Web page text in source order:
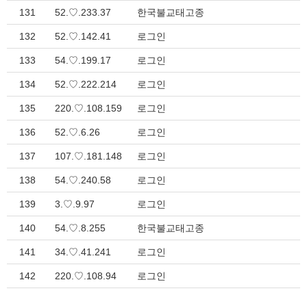
131 52.♡.233.37 한국불교태고종
132 52.♡.142.41 로그인
133 54.♡.199.17 로그인
134 52.♡.222.214 로그인
135 220.♡.108.159 로그인
136 52.♡.6.26 로그인
137 107.♡.181.148 로그인
138 54.♡.240.58 로그인
139 3.♡.9.97 로그인
140 54.♡.8.255 한국불교태고종
141 34.♡.41.241 로그인
142 220.♡.108.94 로그인